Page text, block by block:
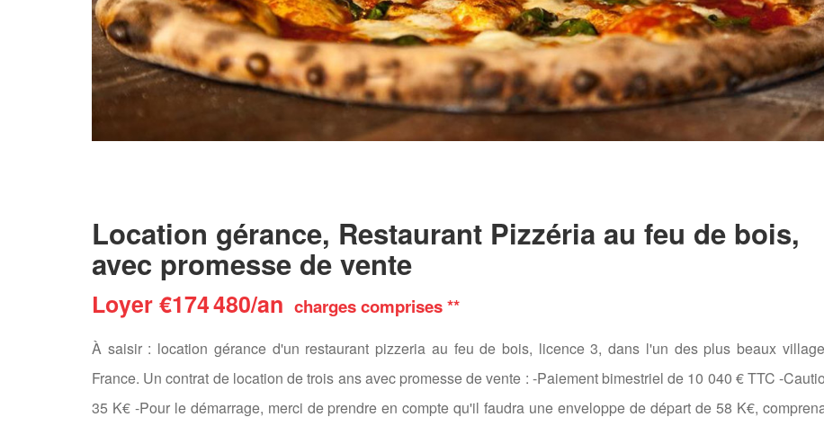
Location gérance, Restaurant Pizzéria au feu de bois,
avec promesse de vente
Loyer €174 480/an charges comprises **
À saisir : location gérance d'un restaurant pizzeria au feu de bois, licence 3, dans l'un des plus beaux
France. Un contrat de location de trois ans avec promesse de vente : -Paiement bimestriel de 10 040 € TTC -
35 K€ -Pour le démarrage, merci de prendre en compte qu'il faudra une enveloppe de départ de 58 K€,